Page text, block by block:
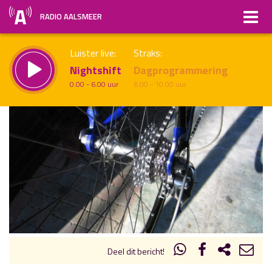
RADIO AALSMEER
Luister live:
Nightshift
0.00 - 6.00 uur
Straks:
Dagprogrammering
6.00 - 10.00 uur
uur 1 van x Volgend uur
Deel dit bericht!